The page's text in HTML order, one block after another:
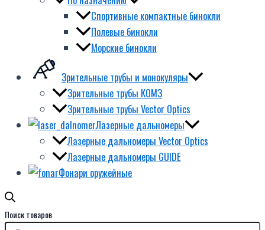
Спортивные компактные бинокли
Полевые бинокли
Морские бинокли
Зрительные трубы и монокуляры
Зрительные трубы КОМЗ
Зрительные трубы Vector Optics
Лазерные дальномеры
Лазерные дальномеры Vector Optics
Лазерные дальномеры GUIDE
Фонари оружейные
Поиск товаров